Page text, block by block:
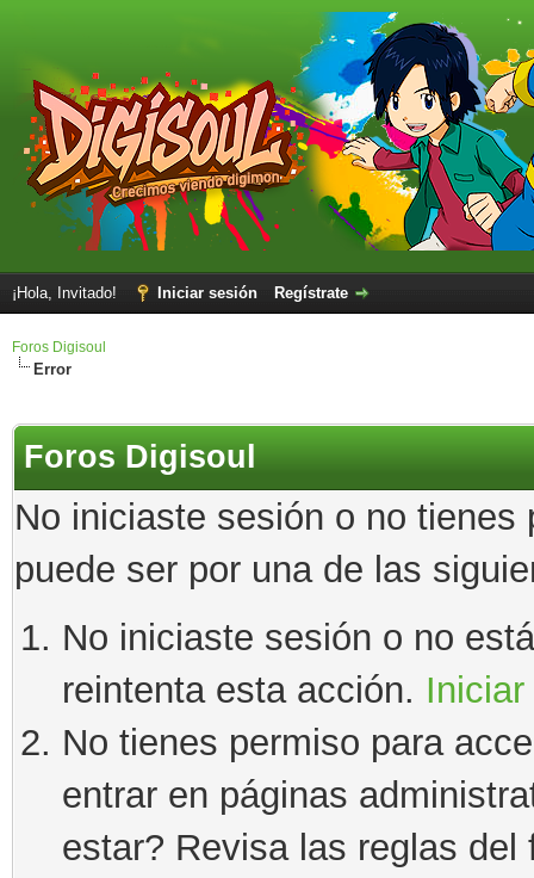
¡Hola, Invitado! Iniciar sesión Regístrate
Foros Digisoul
Error
Foros Digisoul
No iniciaste sesión o no
puede ser por una de las
No iniciaste sesión o no
reintenta esta acción.
No tienes permiso para
entrar en páginas
estar? Revisa las reglas